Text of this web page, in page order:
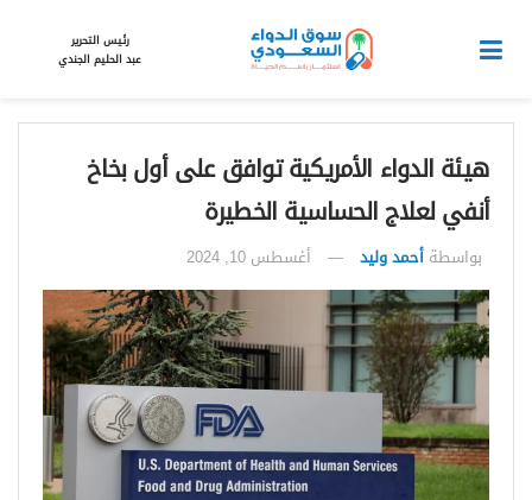
رئيس التحرير
عبد الحليم الجندي
هيئة الدواء الأمريكية توافق على أول بخاخ
أنفي لعلاج الحساسية الخطيرة
بواسطة أحمد وليد أغسطس 10, 2024